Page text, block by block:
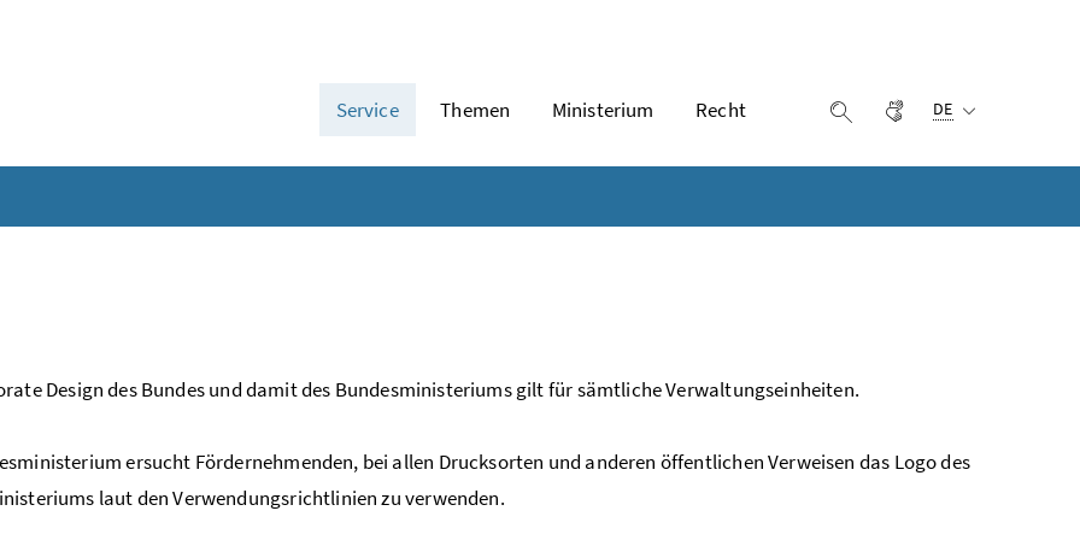
Service Themen Ministerium Recht Suche einblenden
Gebärdensprache
DE
Designdes Bundes und damit des Bundesministeriums gilt für sämtliche Verwaltungseinheiten.
ersucht Fördernehmenden, bei allen Drucksorten und anderen öffentlichen Verweisen das Logo des
laut den Verwendungsrichtlinien zu verwenden.